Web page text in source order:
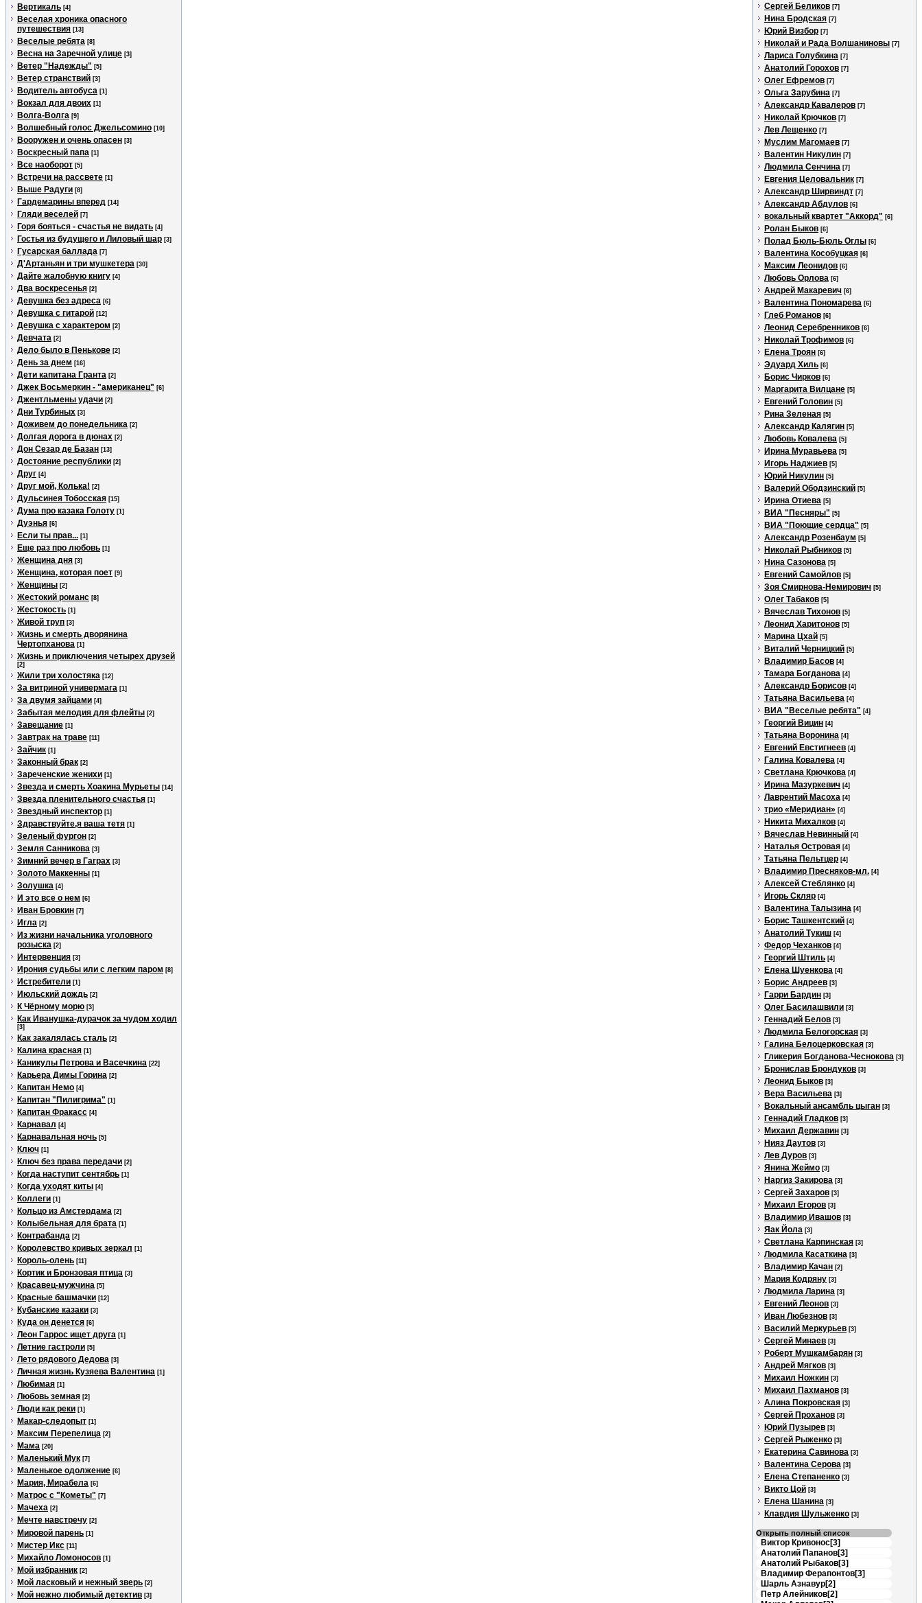
Вертикаль [4]
Веселая хроника опасного
путешествия [13]
Веселые ребята [8]
Весна на Заречной улице [3]
Ветер "Надежды" [5]
Ветер странствий [3]
Водитель автобуса [1]
Вокзал для двоих [1]
Волга-Волга [9]
Волшебный голос Джельсомино [10]
Вооружен и очень опасен [3]
Воскресный папа [1]
Все наоборот [5]
Встречи на рассвете [1]
Выше Радуги [8]
Гардемарины вперед [14]
Гляди веселей [7]
Горя бояться - счастья не видать [4]
Гостья из будущего и Лиловый шар [3]
Гусарская баллада [7]
Д'Артаньян и три мушкетера [30]
Дайте жалобную книгу [4]
Два воскресенья [2]
Девушка без адреса [6]
Девушка с гитарой [12]
Девушка с характером [2]
Девчата [2]
Дело было в Пенькове [2]
День за днем [16]
Дети капитана Гранта [2]
Джек Восьмеркин - "американец" [6]
Джентльмены удачи [2]
Дни Турбиных [3]
Доживем до понедельника [2]
Долгая дорога в дюнах [2]
Дон Сезар де Базан [13]
Достояние республики [2]
Друг [4]
Друг мой, Колька! [2]
Дульсинея Тобосская [15]
Дума про казака Голоту [1]
Дуэнья [6]
Если ты прав... [1]
Еще раз про любовь [1]
Женщина дня [3]
Женщина, которая поет [9]
Женщины [2]
Жестокий романс [8]
Жестокость [1]
Живой труп [3]
Жизнь и смерть дворянина
Чертопханова [1]
Жизнь и приключения четырех друзей
[2]
Жили три холостяка [12]
За витриной универмага [1]
За двумя зайцами [4]
Забытая мелодия для флейты [2]
Завещание [1]
Завтрак на траве [11]
Зайчик [1]
Законный брак [2]
Зареченские женихи [1]
Звезда и смерть Хоакина Мурьеты [14]
Звезда пленительного счастья [1]
Звездный инспектор [1]
Здравствуйте,я ваша тетя [1]
Зеленый фургон [2]
Земля Санникова [3]
Зимний вечер в Гаграх [3]
Золото Маккенны [1]
Золушка [4]
И это все о нем [6]
Иван Бровкин [7]
Игла [2]
Из жизни начальника уголовного
розыска [2]
Интервенция [3]
Ирония судьбы или с легким паром [8]
Истребители [1]
Июльский дождь [2]
К Чёрному морю [3]
Как Иванушка-дурачок за чудом ходил
[3]
Как закалялась сталь [2]
Калина красная [1]
Каникулы Петрова и Васечкина [22]
Карьера Димы Горина [2]
Капитан Немо [4]
Капитан "Пилигрима" [1]
Капитан Фракасс [4]
Карнавал [4]
Карнавальная ночь [5]
Ключ [1]
Ключ без права передачи [2]
Когда наступит сентябрь [1]
Когда уходят киты [4]
Коллеги [1]
Кольцо из Амстердама [2]
Колыбельная для брата [1]
Контрабанда [2]
Королевство кривых зеркал [1]
Король-олень [11]
Кортик и Бронзовая птица [3]
Красавец-мужчина [5]
Красные башмачки [12]
Кубанские казаки [3]
Куда он денется [6]
Леон Гаррос ищет друга [1]
Летние гастроли [5]
Лето рядового Дедова [3]
Личная жизнь Кузяева Валентина [1]
Любимая [1]
Любовь земная [2]
Люди как реки [1]
Макар-следопыт [1]
Максим Перепелица [2]
Мама [20]
Маленький Мук [7]
Маленькое одолжение [6]
Мария, Мирабела [6]
Матрос с "Кометы" [7]
Мачеха [2]
Мечте навстречу [2]
Мировой парень [1]
Мистер Икс [11]
Михайло Ломоносов [1]
Мой избранник [2]
Мой ласковый и нежный зверь [2]
Мой нежно любимый детектив [3]
Сергей Беликов [7]
Нина Бродская [7]
Юрий Визбор [7]
Николай и Рада Волшаниновы [7]
Лариса Голубкина [7]
Анатолий Горохов [7]
Олег Ефремов [7]
Ольга Зарубина [7]
Александр Кавалеров [7]
Николай Крючков [7]
Лев Лещенко [7]
Муслим Магомаев [7]
Валентин Никулин [7]
Людмила Сенчина [7]
Евгения Целовальник [7]
Александр Ширвиндт [7]
Александр Абдулов [6]
вокальный квартет "Аккорд" [6]
Ролан Быков [6]
Полад Бюль-Бюль Оглы [6]
Валентина Кособуцкая [6]
Максим Леонидов [6]
Любовь Орлова [6]
Андрей Макаревич [6]
Валентина Пономарева [6]
Глеб Романов [6]
Леонид Серебренников [6]
Николай Трофимов [6]
Елена Троян [6]
Эдуард Хиль [6]
Борис Чирков [6]
Маргарита Вилцане [5]
Евгений Головин [5]
Рина Зеленая [5]
Александр Калягин [5]
Любовь Ковалева [5]
Ирина Муравьева [5]
Игорь Наджиев [5]
Юрий Никулин [5]
Валерий Ободзинский [5]
Ирина Отиева [5]
ВИА "Песняры" [5]
ВИА "Поющие сердца" [5]
Александр Розенбаум [5]
Николай Рыбников [5]
Нина Сазонова [5]
Евгений Самойлов [5]
Зоя Смирнова-Немирович [5]
Олег Табаков [5]
Вячеслав Тихонов [5]
Леонид Харитонов [5]
Марина Цхай [5]
Виталий Черницкий [5]
Владимир Басов [4]
Тамара Богданова [4]
Александр Борисов [4]
Татьяна Васильева [4]
ВИА "Веселые ребята" [4]
Георгий Вицин [4]
Татьяна Воронина [4]
Евгений Евстигнеев [4]
Галина Ковалева [4]
Светлана Крючкова [4]
Ирина Мазуркевич [4]
Лаврентий Масоха [4]
трио «Меридиан» [4]
Никита Михалков [4]
Вячеслав Невинный [4]
Наталья Островая [4]
Татьяна Пельтцер [4]
Владимир Пресняков-мл. [4]
Алексей Стеблянко [4]
Игорь Скляр [4]
Валентина Талызина [4]
Борис Ташкентский [4]
Анатолий Тукиш [4]
Федор Чеханков [4]
Георгий Штиль [4]
Елена Шуенкова [4]
Борис Андреев [3]
Гарри Бардин [3]
Олег Басилашвили [3]
Геннадий Белов [3]
Людмила Белогорская [3]
Галина Белоцерковская [3]
Гликерия Богданова-Чеснокова [3]
Бронислав Брондуков [3]
Леонид Быков [3]
Вера Васильева [3]
Вокальный ансамбль цыган [3]
Геннадий Гладков [3]
Михаил Державин [3]
Нияз Даутов [3]
Лев Дуров [3]
Янина Жеймо [3]
Наргиз Закирова [3]
Сергей Захаров [3]
Михаил Егоров [3]
Владимир Ивашов [3]
Яак Йола [3]
Светлана Карпинская [3]
Людмила Касаткина [3]
Владимир Качан [2]
Мария Кодряну [3]
Людмила Ларина [3]
Евгений Леонов [3]
Иван Любезнов [3]
Василий Меркурьев [3]
Сергей Минаев [3]
Роберт Мушкамбарян [3]
Андрей Мягков [3]
Михаил Ножкин [3]
Михаил Пахманов [3]
Алина Покровская [3]
Сергей Проханов [3]
Юрий Пузырев [3]
Сергей Рыженко [3]
Екатерина Савинова [3]
Валентина Серова [3]
Елена Степаненко [3]
Викто Цой [3]
Елена Шанина [3]
Клавдия Шульженко [3]
Открыть полный список
Виктор Кривонос[3]
Анатолий Папанов[3]
Анатолий Рыбаков[3]
Владимир Ферапонтов[3]
Шарль Азнавур[2]
Петр Алейников[2]